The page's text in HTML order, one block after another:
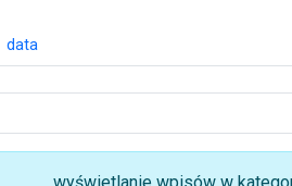
data